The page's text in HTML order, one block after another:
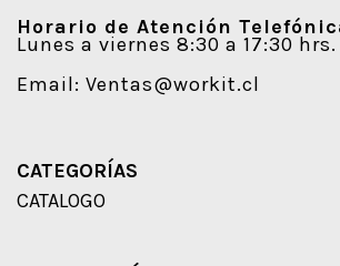
Horario de Atención
Lunes a viernes 8:30 a 17:30 hrs.
Email: Ventas@workit.cl
CATEGORÍAS
CATALOGO